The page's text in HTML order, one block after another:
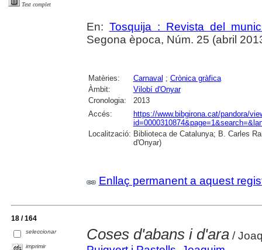
Text complet
En: Tosquija : Revista del
Segona època, Núm. 25 (abril
Matèries: Carnaval ; Crònica gràfica
Àmbit:
Vilobí d'Onyar
Cronologia:
2013
Accés:
https://www.bibgirona.cat/pandora/
Localització: Biblioteca de Catalunya; B. Carles
d'Onyar)
Enllaç permanent a aquest
18 / 164
seleccionar
imprimir
Coses d'abans i d'ara/